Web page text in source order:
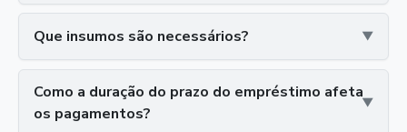
Que insumos são necessários?
Como a duração do prazo do empréstimo afeta
os pagamentos?